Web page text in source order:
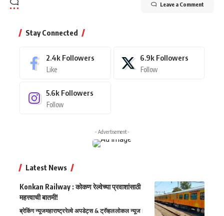
Leave a Comment
Stay Connected
2.4k Followers
Like
6.9k Followers
Follow
5.6k Followers
Follow
- Advertisement -
Latest News
Konkan Railway : कोकण रेल्वेच्या प्रवाशांसाठी
महत्त्वाची बातमी!
ब्रेकिंग न्यूजमहाराष्ट्ररेल्वे अपडेट्स & ट्रॅव्हललोकल न्यूज